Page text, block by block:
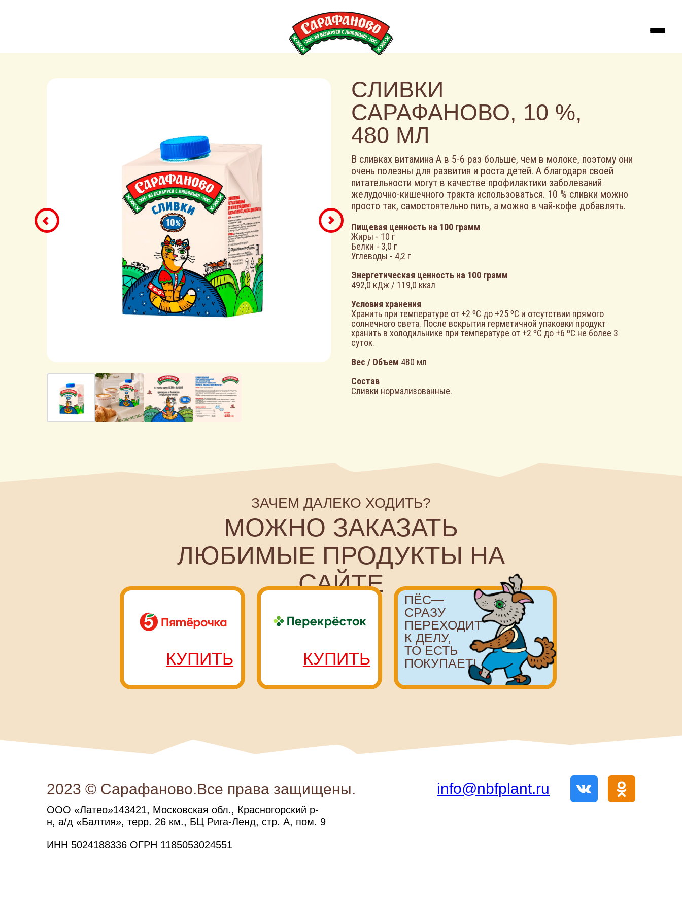
СЛИВКИ
САРАФАНОВО, 10 %,
480 МЛ
В сливках витамина А в 5-6 раз больше, чем в молоке, поэтому они
очень полезны для развития и роста детей. А благодаря своей
питательности могут в качестве профилактики заболеваний
желудочно-кишечного тракта использоваться. 10 % сливки можно
просто так, самостоятельно пить, а можно в чай-кофе добавлять.
Пищевая ценность на 100 грамм
Жиры - 10 г
Белки - 3,0 г
Углеводы - 4,2 г
Энергетическая ценность на 100 грамм
492,0 кДж / 119,0 ккал
Условия хранения
Хранить при температуре от +2 ºС до +25 ºС и отсутствии прямого
солнечного света. После вскрытия герметичной упаковки продукт
хранить в холодильнике при температуре от +2 ºС до +6 ºС не более 3
суток.
Вес / Объем 480 мл
Состав
Сливки нормализованные.
МОЖНО ЗАКАЗАТЬ
ЛЮБИМЫЕ ПРОДУКТЫ НА
САЙТЕ
ПЁС—
СРАЗУ
ПЕРЕХОДИТ
К ДЕЛУ,
ТО ЕСТЬ
ПОКУПАЕТ!
КУПИТЬ
КУПИТЬ
ИНН 5024188336 ОГРН 1185053024551
ООО «Латео»143421, Московская обл., Красногорский р-
н, а/д «Балтия», терр. 26 км., БЦ Рига-Ленд, стр. А, пом. 9
info@nbfplant.ru
2023 © Сарафаново.Все права защищены.